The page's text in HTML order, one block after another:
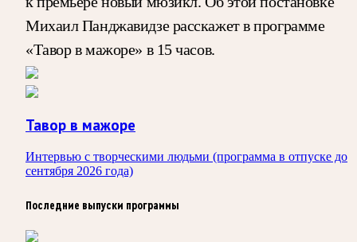
Михаил Панджавидзе расскажет в программе
«Тавор в мажоре» в 15 часов.
Тавор в мажоре
Интервью с творческими людьми (программа в отпуске до
сентября 2026 года)
Последние выпуски программы